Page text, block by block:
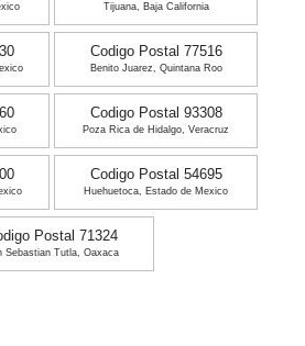
Tijuana, Baja California
Codigo Postal 77516
Benito Juarez, Quintana Roo
Codigo Postal 93308
Poza Rica de Hidalgo, Veracruz
Codigo Postal 54695
Huehuetoca, Estado de Mexico
Postal 71324
Sebastian Tutla, Oaxaca